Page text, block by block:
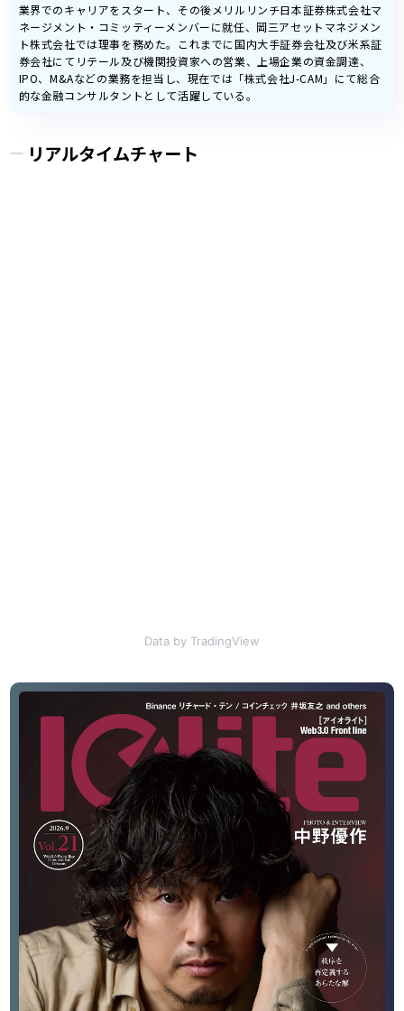
業界でのキャリアをスタート、その後メリルリンチ日本証券株式会社マ
ネージメント・コミッティーメンバーに就任、岡三アセットマネジメン
ト株式会社では理事を務めた。これまでに国内大手証券会社及び米系証
券会社にてリテール及び機関投資家への営業、上場企業の資金調達、
IPO、M&Aなどの業務を担当し、現在では「株式会社J-CAM」にて総合
的な金融コンサルタントとして活躍している。
リアルタイムチャート
Data by TradingView